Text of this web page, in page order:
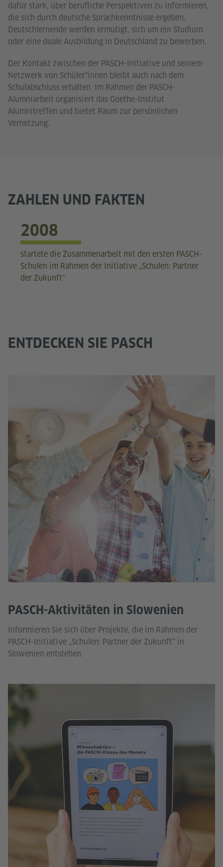
dafür stark, über berufliche Perspektiven zu informieren,
die sich durch deutsche Sprachkenntnisse ergeben.
Deutschlernende werden ermutigt, sich um ein Studium
oder eine duale Ausbildung in Deutschland zu bewerben.
Der Kontakt zwischen der PASCH-Initiative und seinem
Netzwerk von Schüler*innen bleibt auch nach dem
Schulabschluss erhalten. Im Rahmen der PASCH-
Alumniarbeit organisiert das Goethe-Institut
Alumnitreffen und bietet Raum zur persönlichen
Vernetzung.
ZAHLEN UND FAKTEN
2008
startete die Zusammenarbeit mit den ersten PASCH-
Schulen im Rahmen der Initiative „Schulen: Partner
der Zukunft"
ENTDECKEN SIE PASCH
PASCH-Aktivitäten in Slowenien
Informieren Sie sich über Projekte, die im Rahmen der
PASCH-Initiative „Schulen: Partner der Zukunft“ in
Slowenien entstehen.